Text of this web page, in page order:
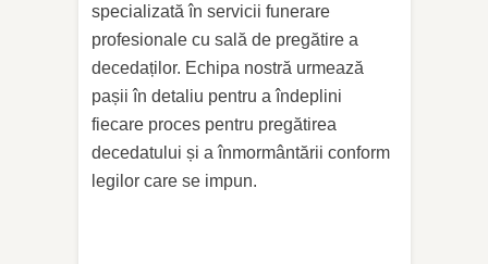
specializată în servicii funerare
profesionale cu sală de pregătire a
decedaților. Echipa nostră urmează
pașii în detaliu pentru a îndeplini
fiecare proces pentru pregătirea
decedatului și a înmormântării conform
legilor care se impun.